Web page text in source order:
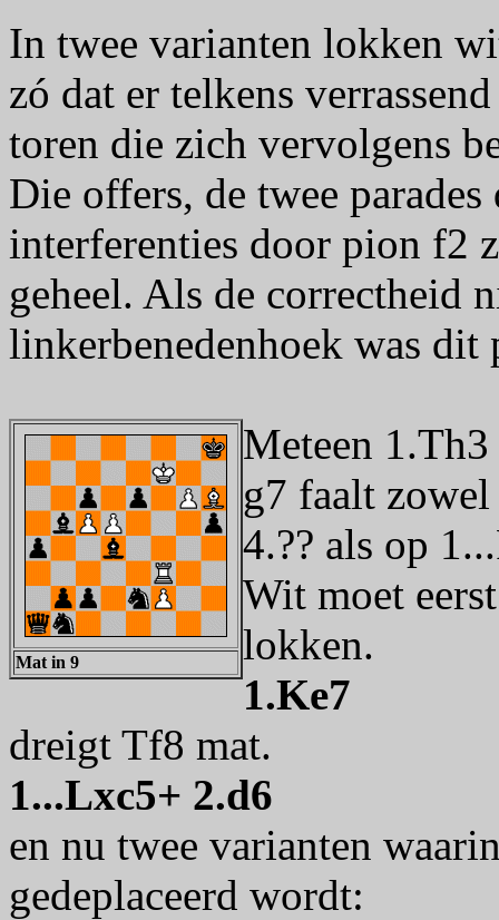
In twee varianten lokken
zó dat er telkens
toren die zich vervolgens
Die offers, de twee
interferenties door pion f2
geheel. Als de correctheid
linkerbenedenhoek was
Mat in 9
Meteen
g7 faalt
4.?? als op
Wit moet
lokken.
1.Ke7
dreigt Tf8 mat.
1...Lxc5+ 2.d6
en nu twee varianten
gedeplaceerd wordt: